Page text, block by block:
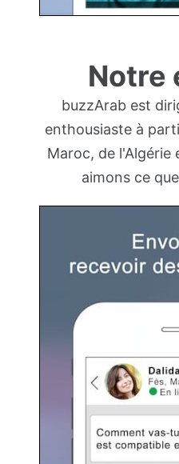
Notre
buzzArab est
enthousiaste à
Maroc, de l'Algérie
aimons ce